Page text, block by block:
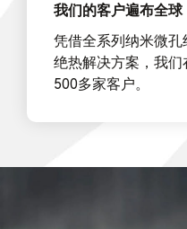
我们的客户遍布全球
凭借全系列纳米微
绝热解决方案，我
500多家客户。